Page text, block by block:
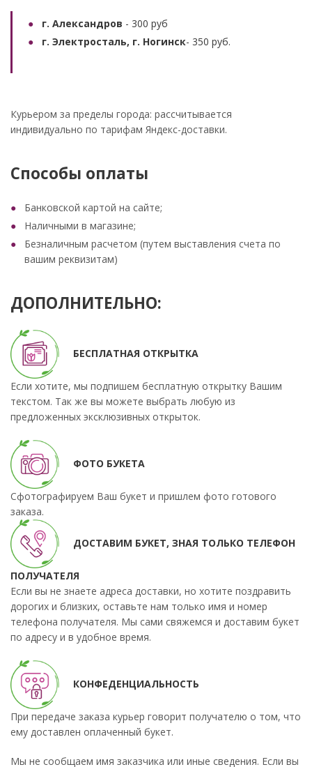
г. Александров - 300 руб
г. Электросталь, г. Ногинск- 350 руб.
Курьером за пределы города: рассчитывается
индивидуально по тарифам Яндекс-доставки.
Способы оплаты
Банковской картой на сайте;
Наличными в магазине;
Безналичным расчетом (путем выставления счета по
вашим реквизитам)
ДОПОЛНИТЕЛЬНО:
БЕСПЛАТНАЯ ОТКРЫТКА
Если хотите, мы подпишем бесплатную открытку Вашим
текстом. Так же вы можете выбрать любую из
предложенных эксклюзивных открыток.
ФОТО БУКЕТА
Сфотографируем Ваш букет и пришлем фото готового
заказа.
ДОСТАВИМ БУКЕТ, ЗНАЯ ТОЛЬКО ТЕЛЕФОН
ПОЛУЧАТЕЛЯ
Если вы не знаете адреса доставки, но хотите поздравить
дорогих и близких, оставьте нам только имя и номер
телефона получателя. Мы сами свяжемся и доставим букет
по адресу и в удобное время.
КОНФЕДЕНЦИАЛЬНОСТЬ
При передаче заказа курьер говорит получателю о том, что
ему доставлен оплаченный букет.
Мы не сообщаем имя заказчика или иные сведения. Если вы